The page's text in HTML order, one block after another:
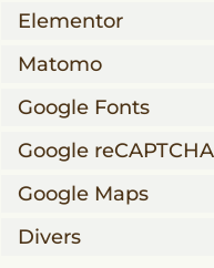
Elementor
Matomo
Google Fonts
Google reCAPTCHA
Google Maps
Divers